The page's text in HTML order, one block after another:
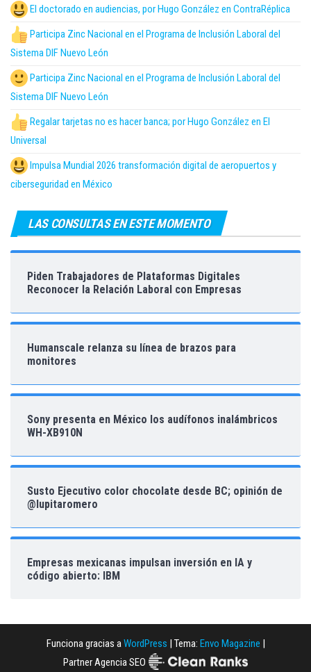
El doctorado en audiencias, por Hugo González en ContraRéplica
Participa Zinc Nacional en el Programa de Inclusión Laboral del
Sistema DIF Nuevo León
Participa Zinc Nacional en el Programa de Inclusión Laboral del
Sistema DIF Nuevo León
Regalar tarjetas no es hacer banca; por Hugo González en El
Universal
Impulsa Mundial 2026 transformación digital de aeropuertos y
ciberseguridad en México
LAS CONSULTAS EN ESTE MOMENTO
Piden Trabajadores de Plataformas Digitales
Reconocer la Relación Laboral con Empresas
Humanscale relanza su línea de brazos para
monitores
Sony presenta en México los audífonos inalámbricos
WH-XB910N
Susto Ejecutivo color chocolate desde BC; opinión de
@lupitaromero
Empresas mexicanas impulsan inversión en IA y
código abierto: IBM
Funciona gracias a WordPress | Tema: Envo Magazine |
Partner Agencia SEO